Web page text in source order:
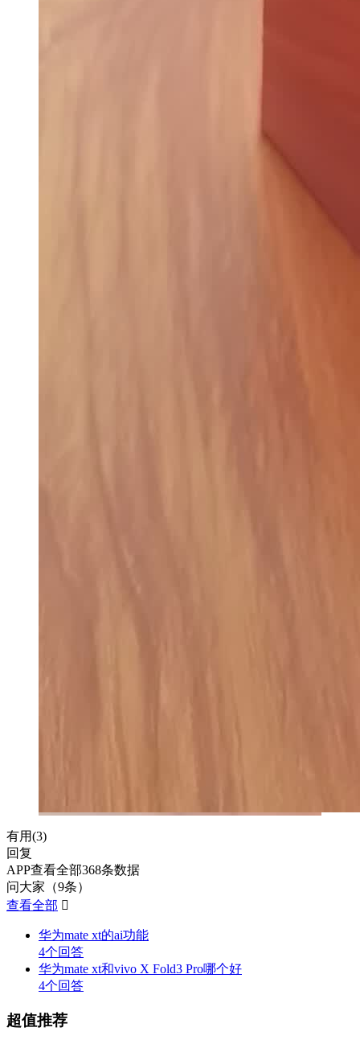
有用(3)
回复
APP查看全部368条数据
问大家（9条）
查看全部 
华为mate xt的ai功能
4个回答
华为mate xt和vivo X Fold3 Pro哪个好
4个回答
超值推荐